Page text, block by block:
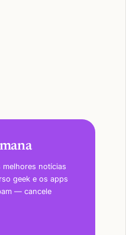
melhores notícias
geek e os apps
— cancele